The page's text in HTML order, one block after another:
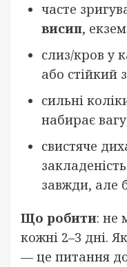
часте
висип,
слиз/кров у
або стійкий
сильні
набирає
свистяче
завжди, але
Що робити: не
кожні 2–3 дні.
— це питання